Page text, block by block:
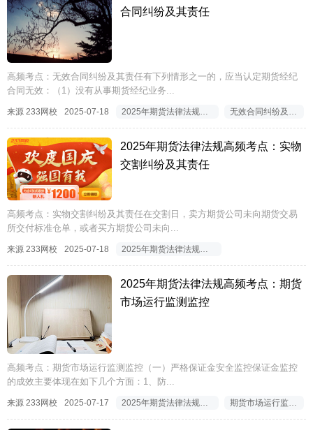
合同纠纷及其责任
高频考点：无效合同纠纷及其责任有下列情形之一的，应当认定期货经纪
合同无效：（1）没有从事期货经纪业务...
来源 233网校 2025-07-18 2025年期货法律法规高频考点 无效合同纠纷及其责任
2025年期货法律法规高频考点：实物
交割纠纷及其责任
高频考点：实物交割纠纷及其责任在交割日，卖方期货公司未向期货交易
所交付标准仓单，或者买方期货公司未向...
来源 233网校 2025-07-18 2025年期货法律法规高频考点
2025年期货法律法规高频考点：期货
市场运行监测监控
高频考点：期货市场运行监测监控（一）严格保证金安全监控保证金监控
的成效主要体现在如下几个方面：1、防...
来源 233网校 2025-07-17